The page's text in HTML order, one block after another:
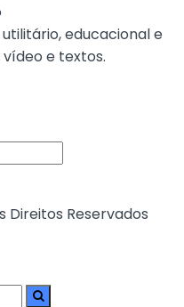
educacional e
e textos.
Direitos Reservados